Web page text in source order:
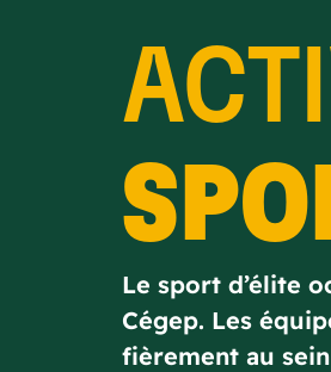
Le sport d’élite
Cégep. Les
fièrement au